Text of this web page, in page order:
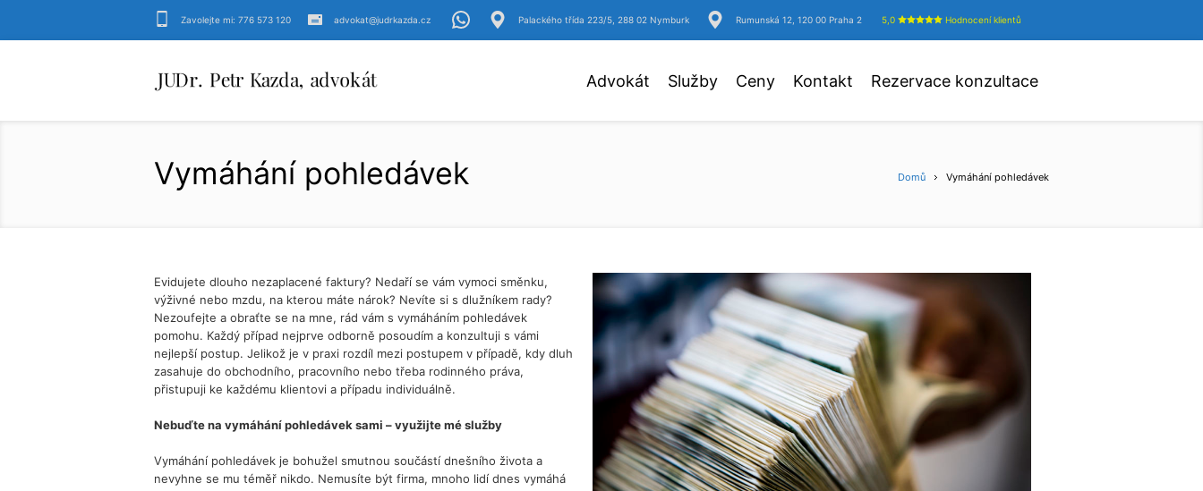
Zavolejte mi: 776 573 120 advokat@judrkazda.cz Palackého třída 223/5, 288 02 Nymburk Rumunská 12, 120 00 Praha 2 5,0 Hodnocení klientů
Advokát Služby Ceny Kontakt Rezervace konzultace
Vymáhání pohledávek Domů Vymáhání pohledávek
Evidujete dlouho nezaplacené faktury? Nedaří se vám vymoci směnku,
výživné nebo mzdu, na kterou máte nárok? Nevíte si s dlužníkem rady?
Nezoufejte a obraťte se na mne, rád vám s vymáháním pohledávek
pomohu. Každý případ nejprve odborně posoudím a konzultuji s vámi
nejlepší postup. Jelikož je v praxi rozdíl mezi postupem v případě, kdy dluh
zasahuje do obchodního, pracovního nebo třeba rodinného práva,
přistupuji ke každému klientovi a případu individuálně.
Nebuďte na vymáhání pohledávek sami – využijte mé služby
Vymáhání pohledávek je bohužel smutnou součástí dnešního života a
nevyhne se mu téměř nikdo. Nemusíte být firma, mnoho lidí dnes vymáhá